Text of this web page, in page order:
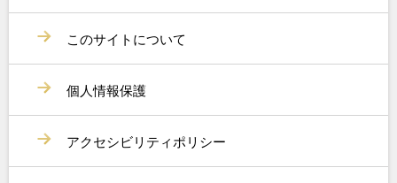
このサイトについて
個人情報保護
アクセシビリティポリシー